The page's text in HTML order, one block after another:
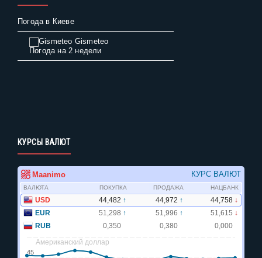
Погода в Киеве
Gismeteo
Погода на 2 недели
КУРСЫ ВАЛЮТ